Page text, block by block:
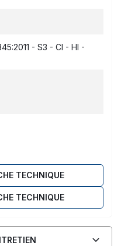
- S3 - CI - HI -
TECHNIQUE
TECHNIQUE